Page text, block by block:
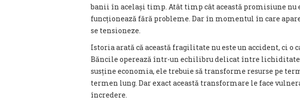
banii în același timp. Atât timp cât această promisiune nu
funcționează fără probleme. Dar în momentul în care
se tensioneze.
Istoria arată că această fragilitate nu este un accident, ci o
Băncile operează într-un echilibru delicat între
susține economia, ele trebuie să transforme resurse pe
termen lung. Dar exact această transformare le face
încredere.